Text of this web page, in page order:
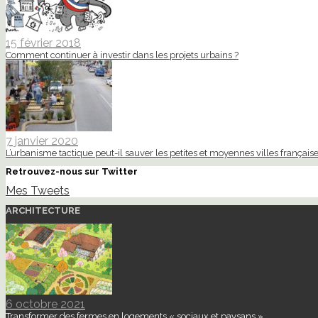
15 février 2018
Comment continuer à investir dans les projets urbains ?
7 janvier 2020
L’urbanisme tactique peut-il sauver les petites et moyennes villes
Retrouvez-nous sur Twitter
Mes Tweets
ARCHITECTURE
6 octobre 2021